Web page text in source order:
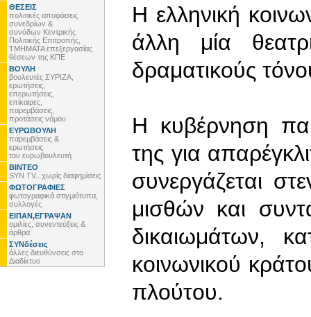
ΘΕΣΕΙΣ
πολιτικές αποφάσεις
συνεδρίων &
συνόδων Κεντρικής
Πολιτικής Επιτροπής,
ΤΜΗΜΑΤΑ επεξεργασίας
θέσεων της ΚΠΕ
ΒΟΥΛΗ
βουλευτές ΣΥΡΙΖΑ,
ερωτήσεις,
επερωτήσεις,
επίκαιρες,
παρεμβάσεις,
προτάσεις νόμου
ΕΥΡΩΒΟΥΛΗ
παρεμβάσεις &
ερωτήσεις
του ευρωβουλευτή
ΒΙΝΤΕΟ
SYN TV.. χωρίς διαφημίσεις
ΦΩΤΟΓΡΑΦΙΕΣ
φωτογραφικά στιγμιότυπα,
συλλογές
ΕΙΠΑΝ,ΕΓΡΑΨΑΝ
ομιλίες, συνεντεύξεις &
άρθρα
ΣΥΝδέσεις
άλλες διευθύνσεις στο
Διαδίκτυο
Η ελληνική
άλλη μία
δραματικούς
Η κυβέρνηση
της για
συνεργάζεται
μισθών και
δικαιωμάτων,
κοινωνικού
πλούτου.